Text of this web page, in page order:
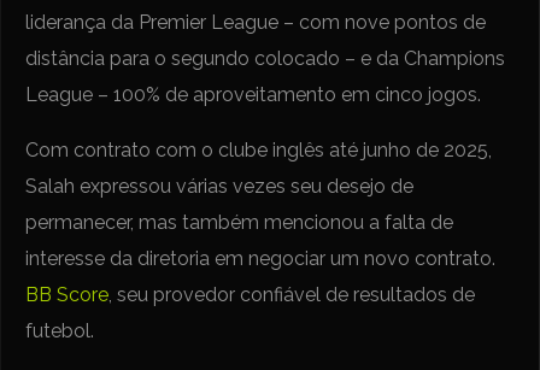
liderança da Premier League – com nove pontos de
distância para o segundo colocado – e da Champions
League – 100% de aproveitamento em cinco jogos.
Com contrato com o clube inglês até junho de 2025,
Salah expressou várias vezes seu desejo de
permanecer, mas também mencionou a falta de
interesse da diretoria em negociar um novo contrato.
BB Score, seu provedor confiável de resultados de
futebol.